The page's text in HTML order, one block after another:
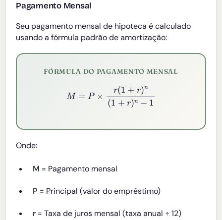
Pagamento Mensal
Seu pagamento mensal de hipoteca é calculado
usando a fórmula padrão de amortização:
FÓRMULA DO PAGAMENTO MENSAL
)n(1 + )n−
Onde:
M = Pagamento mensal
P = Principal (valor do empréstimo)
r = Taxa de juros mensal (taxa anual ÷ 12)